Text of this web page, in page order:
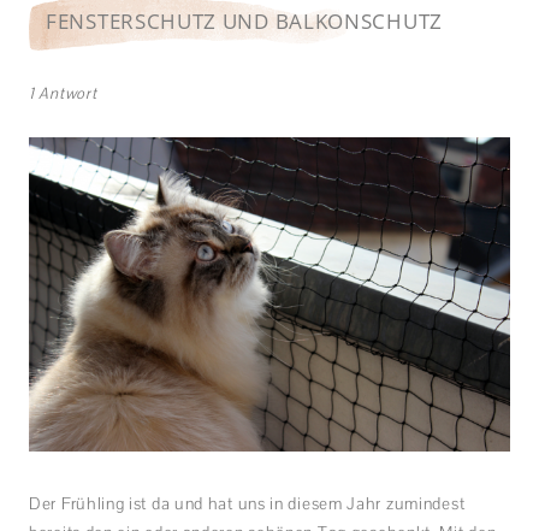
FENSTERSCHUTZ UND BALKONSCHUTZ
1 Antwort
Der Frühling ist da und hat uns in diesem Jahr zumindest